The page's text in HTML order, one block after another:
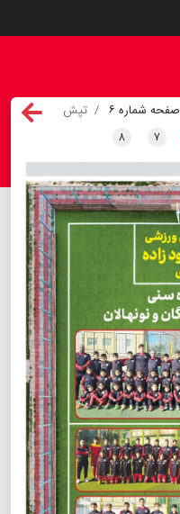
صفحه شماره ۶
تپش
۷ ۸